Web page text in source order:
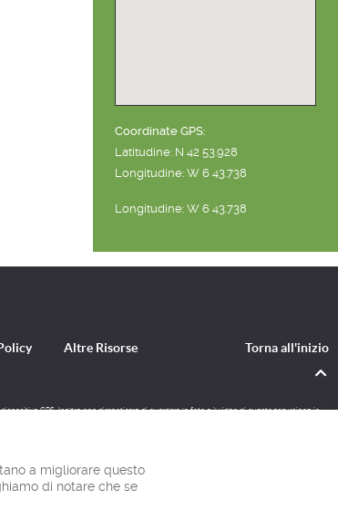
Coordinate GPS:
Latitudine: N 42 53.928
Longitudine: W 6 43.738
Longitudine: W 6 43.738
Altre Risorse Torna all'inizio
GPS. Inoltre non dimenticare di guardare le foto e il video di questa escursione in
a migliorare questo
di notare che se